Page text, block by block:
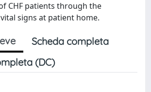
CHF patients through the
signs at patient home.
Scheda completa
(DC)